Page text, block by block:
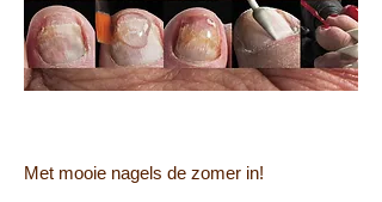
Met mooie nagels de zomer in!